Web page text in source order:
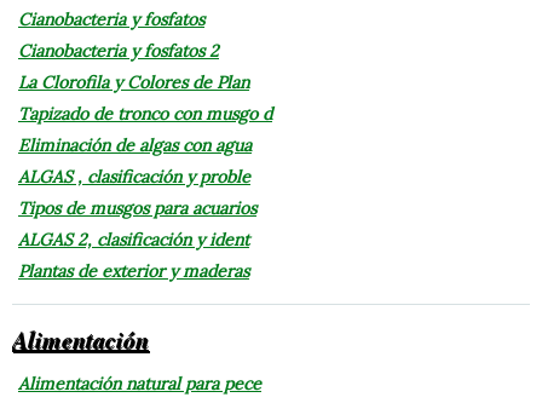
Cianobacteria y fosfatos
Cianobacteria y fosfatos 2
La Clorofila y Colores de Plan
Tapizado de tronco con musgo d
Eliminación de algas con agua
ALGAS , clasificación y proble
Tipos de musgos para acuarios
ALGAS 2, clasificación y ident
Plantas de exterior y maderas
Alimentación
Alimentación natural para pece